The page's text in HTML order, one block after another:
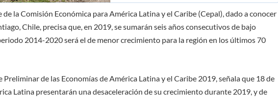
la Comisión Económica para América Latina y el Caribe (Cepal), dado a conocer
Chile, precisa que, en 2019, se sumarán seis años consecutivos de bajo
2014-2020 será el de menor crecimiento para la región en los últimos 70
Preliminar de las Economías de América Latina y el Caribe 2019, señala que 18 de
Latina presentarán una desaceleración de su crecimiento durante 2019, y de